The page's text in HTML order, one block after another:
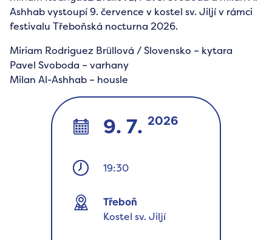
Ashhab vystoupí 9. července v kostel sv. Jiljí v rámci
festivalu Třeboňská nocturna 2026.
Miriam Rodriguez Brüllová / Slovensko – kytara
Pavel Svoboda – varhany
Milan Al-Ashhab – housle
9. 7. 2026
19:30
Třeboň
Kostel sv. Jiljí